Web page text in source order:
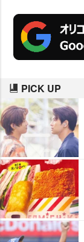
PICK UP